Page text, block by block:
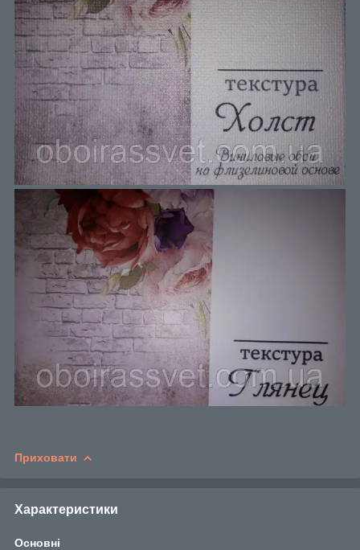
Приховати
Характеристики
Основні